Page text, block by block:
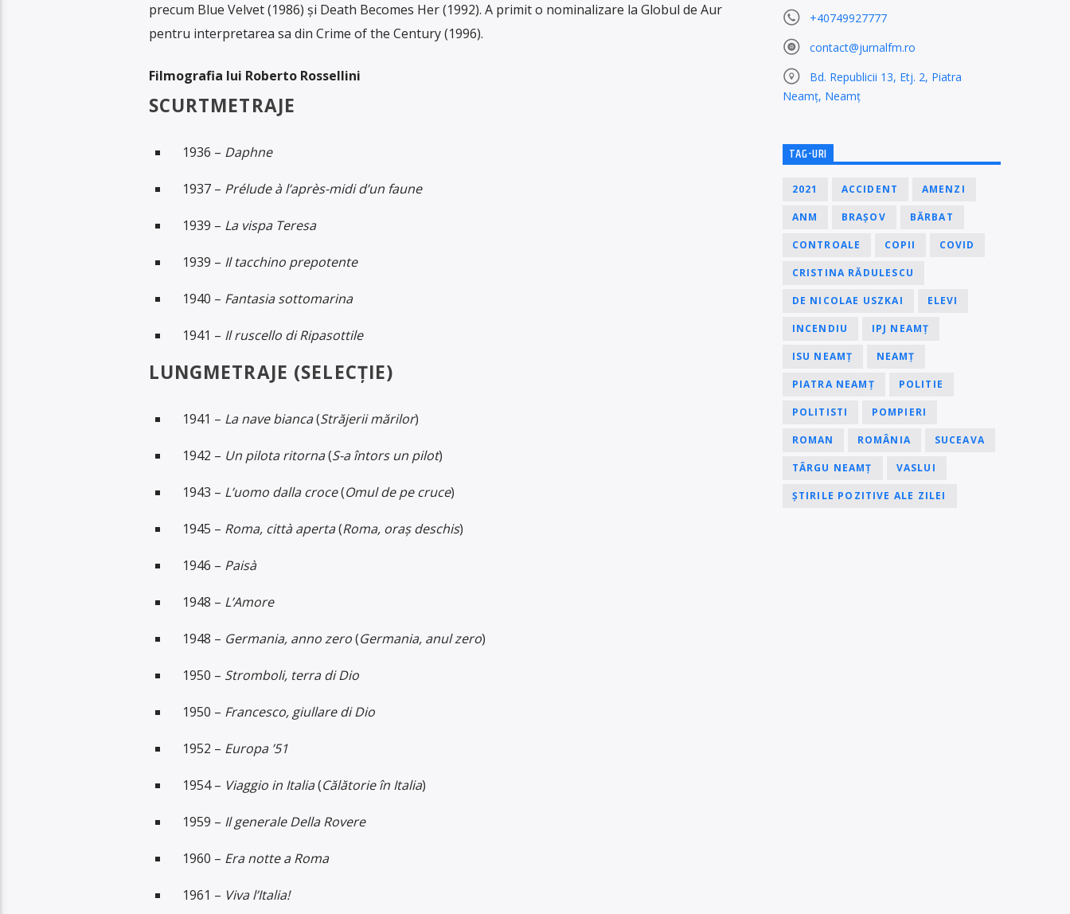
precum Blue Velvet (1986) și Death Becomes Her (1992). A primit o nominalizare la Globul de Aur
pentru interpretarea sa din Crime of the Century (1996).
Filmografia lui Roberto Rossellini
SCURTMETRAJE
1936 – Daphne
1937 – Prélude à l’après-midi d’un faune
1939 – La vispa Teresa
1939 – Il tacchino prepotente
1940 – Fantasia sottomarina
1941 – Il ruscello di Ripasottile
LUNGMETRAJE (SELECȚIE)
1941 – La nave bianca(Străjerii mărilor)
1942 – Un pilota ritorna(S-a întors un pilot)
1943 – L’uomo dalla croce(Omul de pe cruce)
1945 – Roma, città aperta(Roma, oraș deschis)
1946 – Paisà
1948 – L’Amore
1948 – Germania, anno zero(Germania, anul zero)
1950 – Stromboli, terra di Dio
1950 – Francesco, giullare di Dio
1952 – Europa ’51
1954 – Viaggio in Italia(Călătorie în Italia)
1959 – Il generale Della Rovere
1960 – Era notte a Roma
1961 – Viva l’Italia!
+40749927777
contact@jurnalfm.ro
Bd. Republicii 13, Etj. 2, Piatra
Neamț, Neamț
TAG-URI
2021 ACCIDENT AMENZI
ANM BRAȘOV BĂRBAT
CONTROALE COPII COVID
CRISTINA RĂDULESCU
DE NICOLAE USZKAI ELEVI
INCENDIU IPJ NEAMȚ
ISU NEAMȚ NEAMȚ
PIATRA NEAMȚ POLITIE
POLITISTI POMPIERI
ROMAN ROMÂNIA SUCEAVA
TÂRGU NEAMȚ VASLUI
ȘTIRILE POZITIVE ALE ZILEI